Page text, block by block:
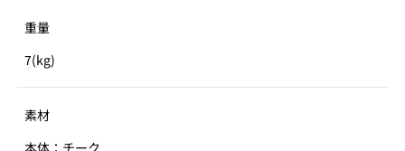
重量
7(kg)
素材
本体：チーク